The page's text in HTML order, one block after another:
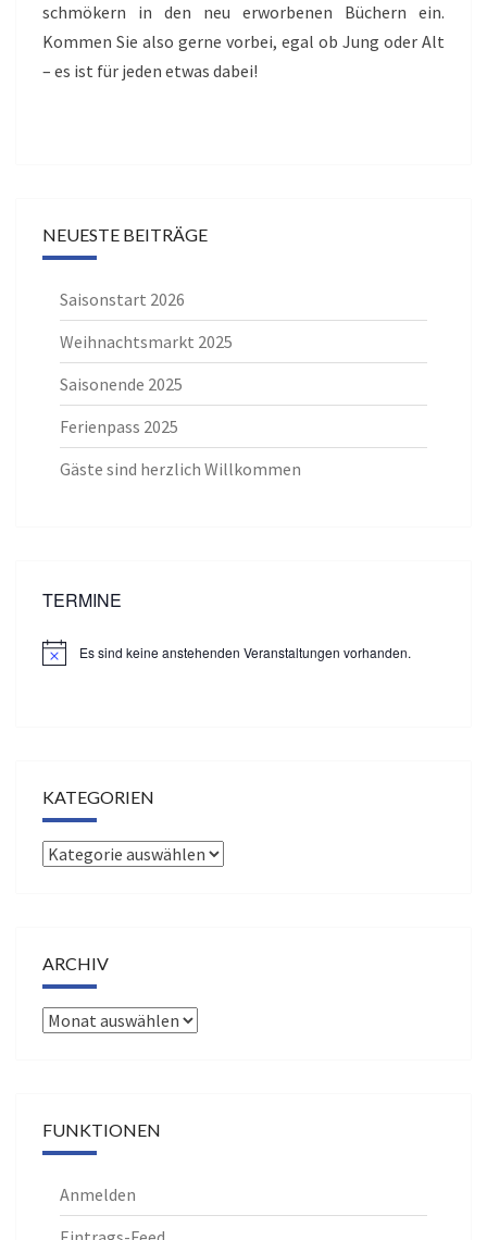
schmökern in den neu erworbenen Büchern ein.
Kommen Sie also gerne vorbei, egal ob Jung oder Alt
– es ist für jeden etwas dabei!
NEUESTE BEITRÄGE
Saisonstart 2026
Weihnachtsmarkt 2025
Saisonende 2025
Ferienpass 2025
Gäste sind herzlich Willkommen
TERMINE
H
Es sind keine anstehenden Veranstaltungen vorhanden.
KATEGORIEN
Kategorien
ARCHIV
Archiv
FUNKTIONEN
Anmelden